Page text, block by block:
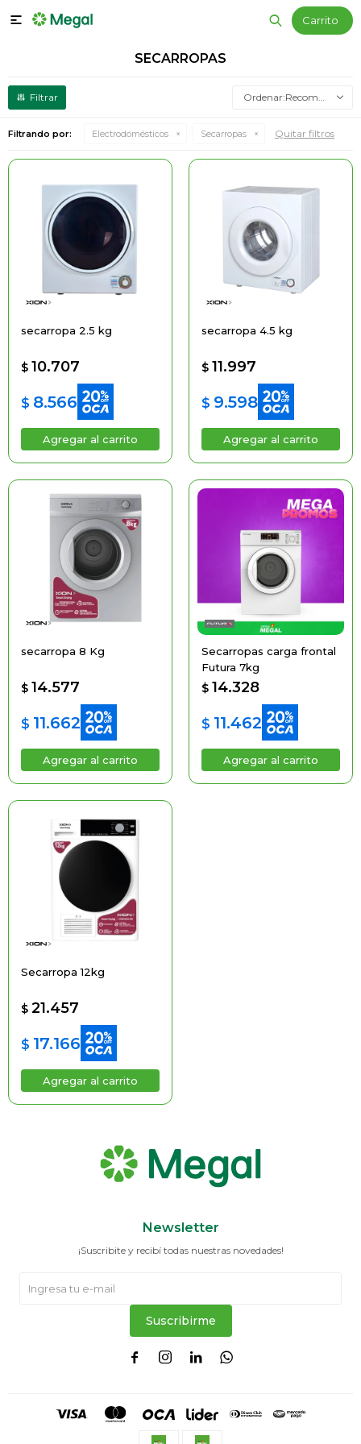

SECARROPAS
Recomendados
Filtrando por: Electrodomésticos Secarropas Quitar filtros
secarropa 2.5 kg
$ 10.707
$ 8.566
secarropa 4.5 kg
$ 11.997
$ 9.598
secarropa 8 Kg
$ 14.577
$ 11.662
Secarropas carga frontal
Futura 7kg
$ 14.328
$ 11.462
Secarropa 12kg
$ 21.457
$ 17.166
Newsletter
¡Suscribite y recibí todas nuestras novedades!
Suscribirme
   